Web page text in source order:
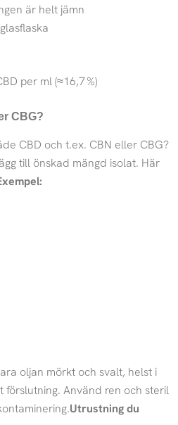
är helt jämn
per ml (≈16,7 %)
CBG?
CBD och t.ex. CBN eller CBG?
till önskad mängd isolat. Här
oljan mörkt och svalt, helst i
förslutning. Använd ren och steril
Utrustning du